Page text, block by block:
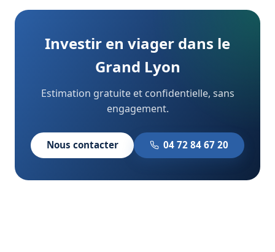
Investir en viager dans le
Grand Lyon
Estimation gratuite et confidentielle, sans
engagement.
Nous contacter 04 72 84 67 20